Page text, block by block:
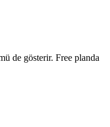
de gösterir. Free planda